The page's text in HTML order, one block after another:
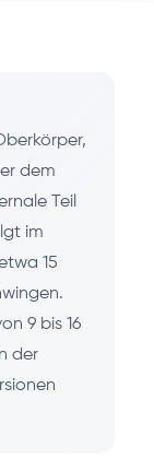
dem
Teil
im
15
9 bis 16
der